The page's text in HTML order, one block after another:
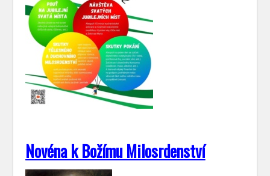
Novéna k Božímu Milosrdenství